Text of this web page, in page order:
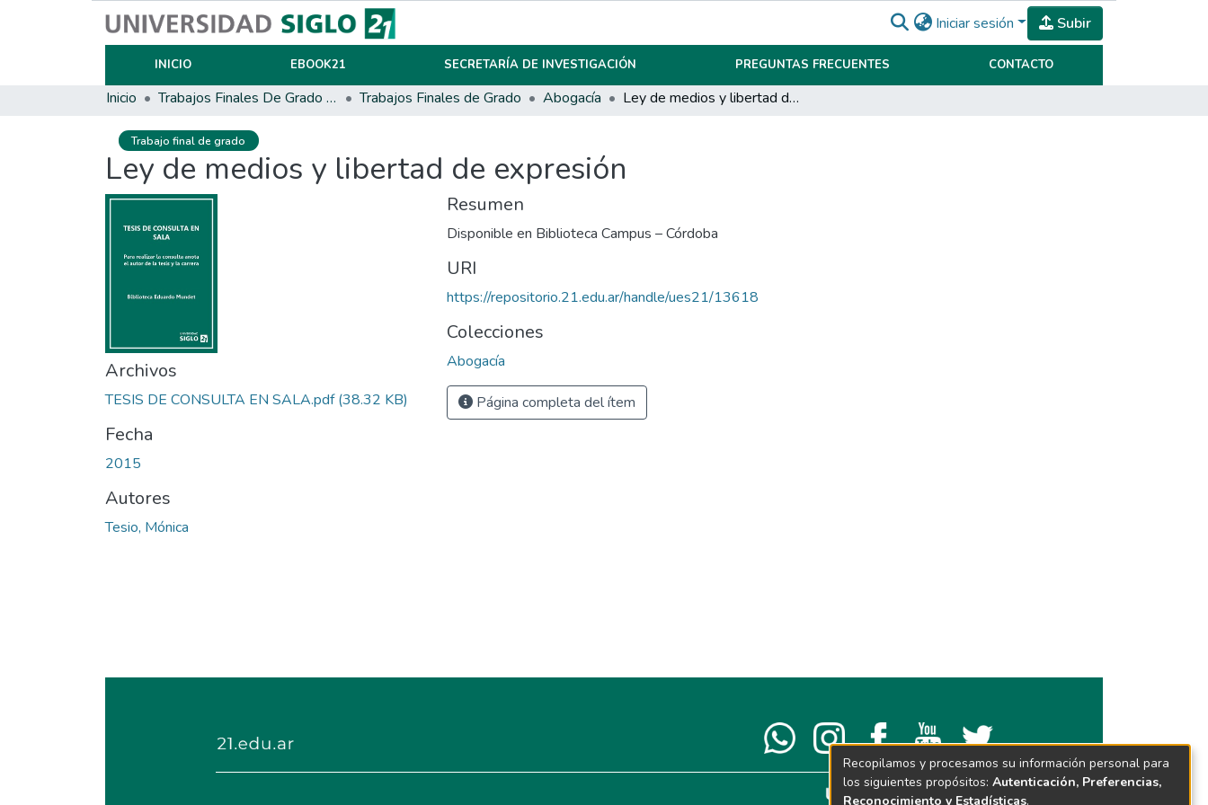
Iniciar sesión Subir
INICIO EBOOK21 SECRETARÍA DE INVESTIGACIÓN PREGUNTAS FRECUENTES CONTACTO
Inicio Trabajos Finales De Grado Y Posgrado Trabajos Finales de Grado Abogacía Ley de medios y libertad de expresión
Trabajo final de grado
Ley de medios y libertad de expresión
Archivos
TESIS DE CONSULTA EN SALA.pdf(38.32 KB)
Fecha
2015
Autores
Tesio, Mónica
Resumen
Disponible en Biblioteca Campus – Córdoba
URI
https://repositorio.21.edu.ar/handle/ues21/13618
Colecciones
Abogacía
Página completa del ítem
Recopilamos y procesamos su información personal para
los siguientes propósitos: Autenticación, Preferencias,
Reconocimiento y Estadísticas.